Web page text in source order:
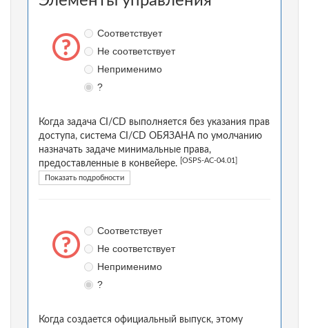
Соответствует
Не соответствует
Неприменимо
?
Когда задача CI/CD выполняется без указания прав
доступа, система CI/CD ОБЯЗАНА по умолчанию
назначать задаче минимальные права,
предоставленные в конвейере.
[OSPS-AC-04.01]
Показать подробности
Соответствует
Не соответствует
Неприменимо
?
Когда создается официальный выпуск, этому